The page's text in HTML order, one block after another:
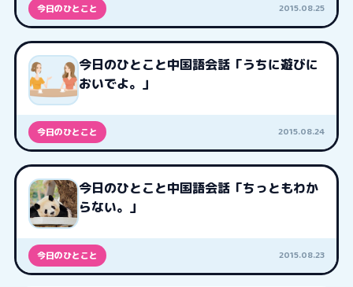
今日のひとこと 2015.08.25
今日のひとこと中国語会話「うちに遊びに
おいでよ。」
今日のひとこと 2015.08.24
今日のひとこと中国語会話「ちっともわか
らない。」
今日のひとこと 2015.08.23